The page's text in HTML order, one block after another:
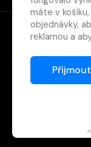
máte v
objednávky,
reklamou a
Proto od
zpracováním
Děkujeme,